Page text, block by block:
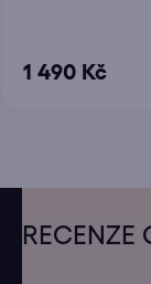
1 490 Kč
RECENZE